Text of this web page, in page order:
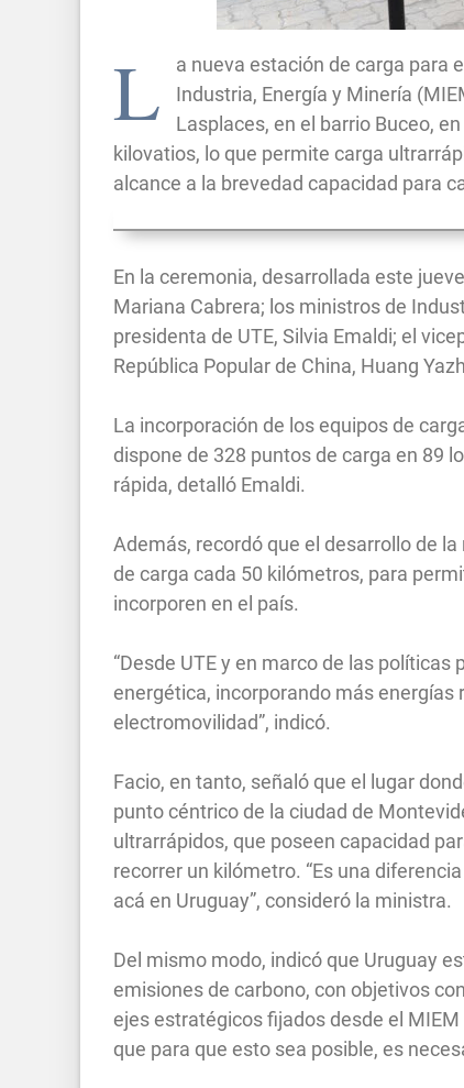
L
a nueva estación de carga para
Industria, Energía y Minería
Lasplaces, en el barrio Buceo,
kilovatios, lo que permite carga
alcance a la brevedad capacidad para
En la ceremonia, desarrollada este
Mariana Cabrera; los ministros de
presidenta de UTE, Silvia Emaldi; el
República Popular de China, Huang
La incorporación de los equipos de
dispone de 328 puntos de carga en 89
rápida, detalló Emaldi.
Además, recordó que el desarrollo de
de carga cada 50 kilómetros, para
incorporen en el país.
“Desde UTE y en marco de las
energética, incorporando más
electromovilidad”, indicó.
Facio, en tanto, señaló que el lugar
punto céntrico de la ciudad de
ultrarrápidos, que poseen capacidad
recorrer un kilómetro. “Es una
acá en Uruguay”, consideró la ministra.
Del mismo modo, indicó que Uruguay
emisiones de carbono, con objetivos
ejes estratégicos fijados desde el
que para que esto sea posible, es